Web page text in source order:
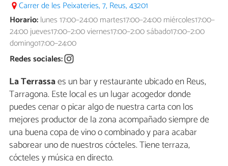
Carrer de les Peixateries, 7, Reus, 43201
Horario:lunes 17:00–24:00 martes17:00–24:00 miércoles17:00–
24:00 jueves17:00–2:00 viernes17:00–2:00 sábado17:00–2:00
domingo17:00–24:00
Redes sociales:
La Terrassaes un bar y restaurante ubicado en Reus,
Tarragona. Este local es un lugar acogedor donde
puedes cenar o picar algo de nuestra carta con los
mejores productor de la zona acompañado siempre de
una buena copa de vino o combinado y para acabar
saborear uno de nuestros cócteles. Tiene terraza,
cócteles y música en directo.